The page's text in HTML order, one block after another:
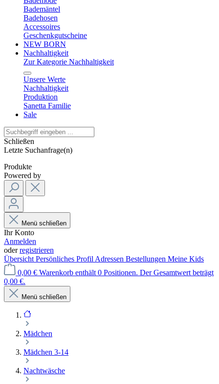
Bademäntel
Badehosen
Accessoires
Geschenkgutscheine
NEW BORN
Nachhaltigkeit
Zur Kategorie Nachhaltigkeit
Unsere Werte
Nachhaltigkeit
Produktion
Sanetta Familie
Sale
Schließen
Letzte Suchanfrage(n)
Produkte
Powered by
Menü schließen
Ihr Konto
Anmelden
oderregistrieren
Übersicht Persönliches Profil Adressen Bestellungen Meine Kids
0,00 € Warenkorb enthält 0 Positionen. Der Gesamtwert beträgt
0,00 €.
Menü schließen
Mädchen
Mädchen 3-14
Nachtwäsche